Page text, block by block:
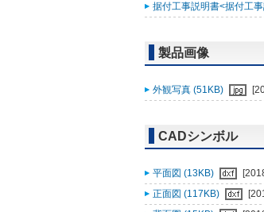
据付工事説明書<据付工
製品画像
外観写真 (51KB)
CADシンボル
平面図 (13KB)
正面図 (117KB)